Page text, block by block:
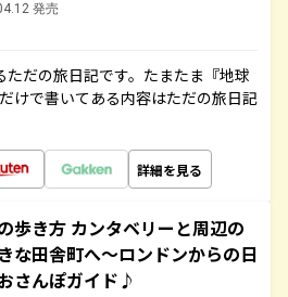
発売
だの旅日記です。たまたま『地球
けで書いてある内容はただの旅日記
詳細を見る
歩き方 カンタベリーと周辺の
な田舎町へ～ロンドンからの日
さんぽガイド♪